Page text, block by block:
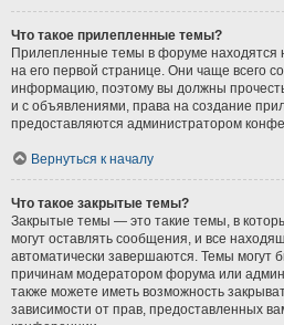
Что такое прилепленные темы?
Прилепленные темы в форуме находятся
на его первой странице. Они чаще всего
информацию, поэтому вы должны
и с объявлениями, права на создание
предоставляются администратором
Вернуться к началу
Что такое закрытые темы?
Закрытые темы — это такие темы, в
могут оставлять сообщения, и все
автоматически завершаются. Темы могут
причинам модератором форума или
также можете иметь возможность
зависимости от прав, предоставленных